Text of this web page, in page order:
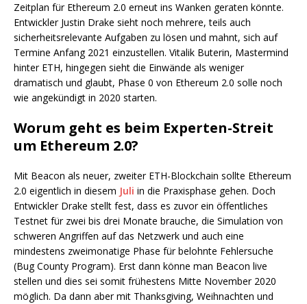
Zeitplan für Ethereum 2.0 erneut ins Wanken geraten könnte.
Entwickler Justin Drake sieht noch mehrere, teils auch
sicherheitsrelevante Aufgaben zu lösen und mahnt, sich auf
Termine Anfang 2021 einzustellen. Vitalik Buterin, Mastermind
hinter ETH, hingegen sieht die Einwände als weniger
dramatisch und glaubt, Phase 0 von Ethereum 2.0 solle noch
wie angekündigt in 2020 starten.
Worum geht es beim Experten-Streit
um Ethereum 2.0?
Mit Beacon als neuer, zweiter ETH-Blockchain sollte Ethereum
2.0 eigentlich in diesem Juli in die Praxisphase gehen. Doch
Entwickler Drake stellt fest, dass es zuvor ein öffentliches
Testnet für zwei bis drei Monate brauche, die Simulation von
schweren Angriffen auf das Netzwerk und auch eine
mindestens zweimonatige Phase für belohnte Fehlersuche
(Bug County Program). Erst dann könne man Beacon live
stellen und dies sei somit frühestens Mitte November 2020
möglich. Da dann aber mit Thanksgiving, Weihnachten und